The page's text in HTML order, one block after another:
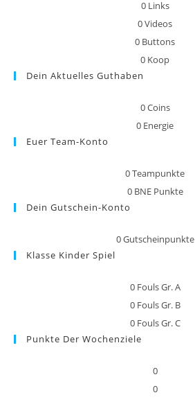
0 Links
0Videos
0 Buttons
0 Koop
Dein Aktuelles Guthaben
0Coins
0 Energie
Euer Team-Konto
0Teampunkte
0 BNE Punkte
Dein Gutschein-Konto
0Gutscheinpunkte
Klasse Kinder Spiel
0 Fouls Gr. A
0 Fouls Gr. B
0 Fouls Gr. C
Punkte Der Wochenziele
0
0